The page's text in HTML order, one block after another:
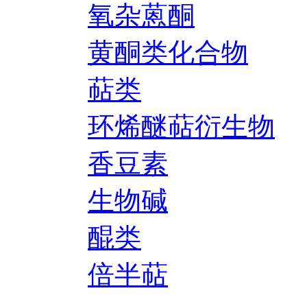
氧杂蒽酮
黄酮类化合物
萜类
环烯醚萜衍生物
香豆素
生物碱
醌类
倍半萜